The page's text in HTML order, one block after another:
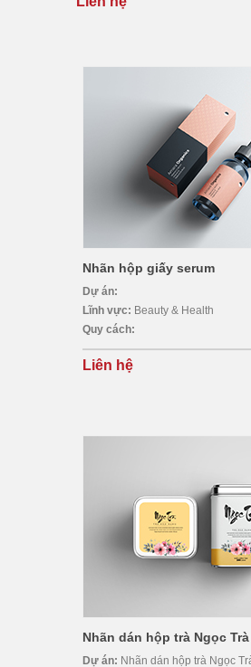
Nhãn hộp giấy serum
Dự án:
Lĩnh vực: Beauty & Health
Quy cách:
Liên hệ
Nhãn dán hộp trà Ngọc Trà
Dự án: Nhãn dán hộp trà Ngọc